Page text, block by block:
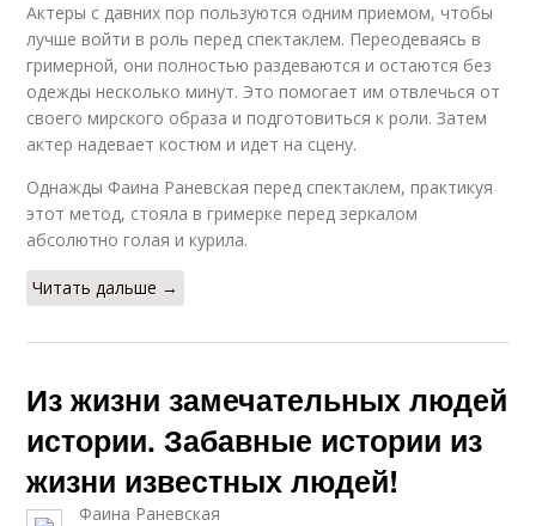
Актеры с давних пор пользуются одним приемом, чтобы
лучше войти в роль перед спектаклем. Переодеваясь в
гримерной, они полностью раздеваются и остаются без
одежды несколько минут. Это помогает им отвлечься от
своего мирского образа и подготовиться к роли. Затем
актер надевает костюм и идет на сцену.
Однажды Фаина Раневская перед спектаклем, практикуя
этот метод, стояла в гримерке перед зеркалом
абсолютно голая и курила.
Читать дальше →
Из жизни замечательных людей
истории. Забавные истории из
жизни известных людей!
Фаина Раневская